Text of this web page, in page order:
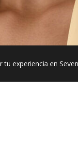
experiencia en